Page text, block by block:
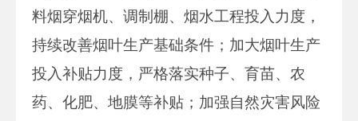
料烟穿烟机、调制棚、烟水工程投入力度，
持续改善烟叶生产基础条件；加大烟叶生产
投入补贴力度，严格落实种子、育苗、农
药、化肥、地膜等补贴；加强自然灾害风险